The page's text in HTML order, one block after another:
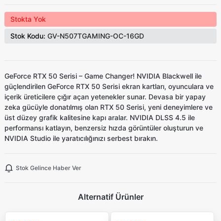
Stokta Yok
Stok Kodu: GV-N507TGAMING-OC-16GD
GeForce RTX 50 Serisi – Game Changer! NVIDIA Blackwell ile
güçlendirilen GeForce RTX 50 Serisi ekran kartları, oyunculara ve
içerik üreticilere çığır açan yetenekler sunar. Devasa bir yapay
zeka gücüyle donatılmış olan RTX 50 Serisi, yeni deneyimlere ve
üst düzey grafik kalitesine kapı aralar. NVIDIA DLSS 4.5 ile
performansı katlayın, benzersiz hızda görüntüler oluşturun ve
NVIDIA Studio ile yaratıcılığınızı serbest bırakın.
Stok Gelince Haber Ver
Alternatif Ürünler